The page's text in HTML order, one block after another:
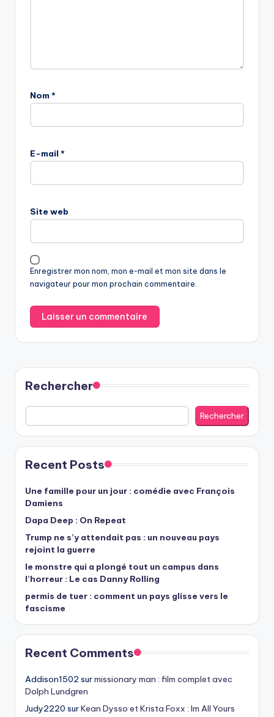
Nom *
E-mail *
Site web
Enregistrer mon nom, mon e-mail et mon site dans le
navigateur pour mon prochain commentaire.
Rechercher
Rechercher
Recent Posts
Une famille pour un jour : comédie avec François
Damiens
Dapa Deep : On Repeat
Trump ne s’y attendait pas : un nouveau pays
rejoint la guerre
le monstre qui a plongé tout un campus dans
l’horreur : Le cas Danny Rolling
permis de tuer : comment un pays glisse vers le
fascisme
Recent Comments
Addison1502 surmissionary man : film complet avec
Dolph Lundgren
Judy2220 surKean Dysso et Krista Foxx : Im All Yours